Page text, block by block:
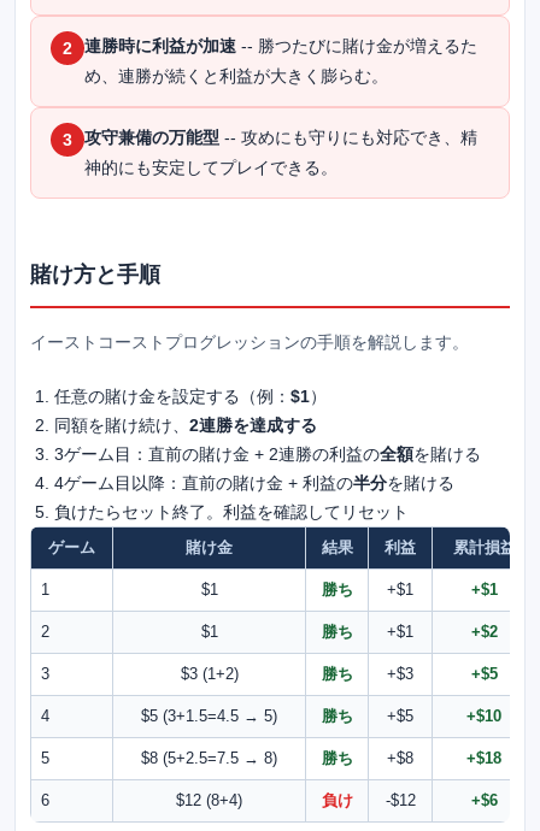
2 連勝時に利益が加速 -- 勝つたびに賭け金が増えるた
め、連勝が続くと利益が大きく膨らむ。
3 攻守兼備の万能型 -- 攻めにも守りにも対応でき、精
神的にも安定してプレイできる。
賭け方と手順
イーストコーストプログレッションの手順を解説します。
任意の賭け金を設定する（例： $1）
同額を賭け続け、 2連勝を達成する
3ゲーム目：直前の賭け金 + 2連勝の利益の全額を賭ける
4ゲーム目以降：直前の賭け金 + 利益の半分を賭ける
負けたらセット終了。利益を確認してリセット
ゲーム 賭け金 結果 利益 累計損益
1 $1 勝ち +$1 +$1
2 $1 勝ち +$1 +$2
3 $3 (1+2) 勝ち +$3 +$5
4 $5 (3+1.5=4.5 → 5) 勝ち +$5 +$10
5 $8 (5+2.5=7.5 → 8) 勝ち +$8 +$18
6 $12 (8+4) 負け -$12 +$6